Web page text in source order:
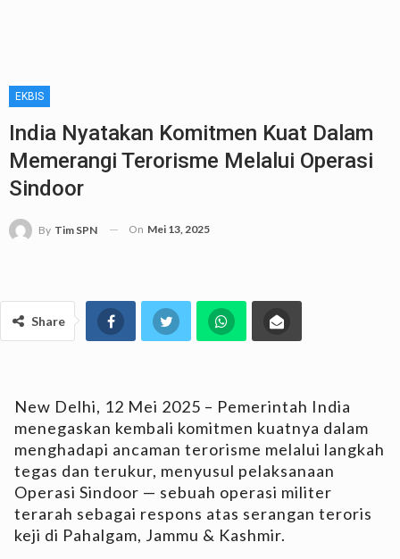
EKBIS
India Nyatakan Komitmen Kuat Dalam
Memerangi Terorisme Melalui Operasi
Sindoor
By Tim SPN On Mei 13, 2025
Share
New Delhi, 12 Mei 2025 – Pemerintah India
menegaskan kembali komitmen kuatnya dalam
menghadapi ancaman terorisme melalui langkah
tegas dan terukur, menyusul pelaksanaan
Operasi Sindoor — sebuah operasi militer
terarah sebagai respons atas serangan teroris
keji di Pahalgam, Jammu & Kashmir.